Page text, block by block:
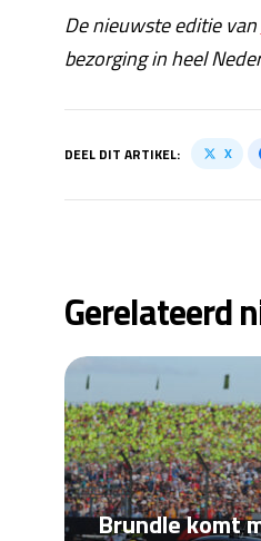
De nieuwste editie van
bezorging in heel
DEEL DIT ARTIKEL: X
Gerelateerd
Brundle komt